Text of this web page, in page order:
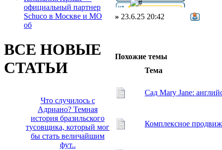
официальный партнер
Schuco в Москве и МО
об
ВСЕ НОВЫЕ
СТАТЬИ
Что случилось с
Адриано? Темная
история бразильского
тусовщика, который мог
бы стать величайшим
фут..
» 23.6.25 20:42
Похожие темы
Тема
Сад Mary Jane:
Комплексное